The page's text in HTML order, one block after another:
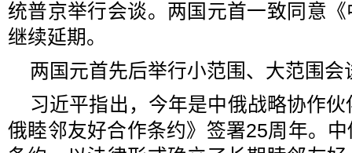
统普京举行会谈。两国元首一致同意
继续延期。
两国元首先后举行小范围、大范围会
习近平指出，今年是中俄战略协作
俄睦邻友好合作条约》签署25周年。